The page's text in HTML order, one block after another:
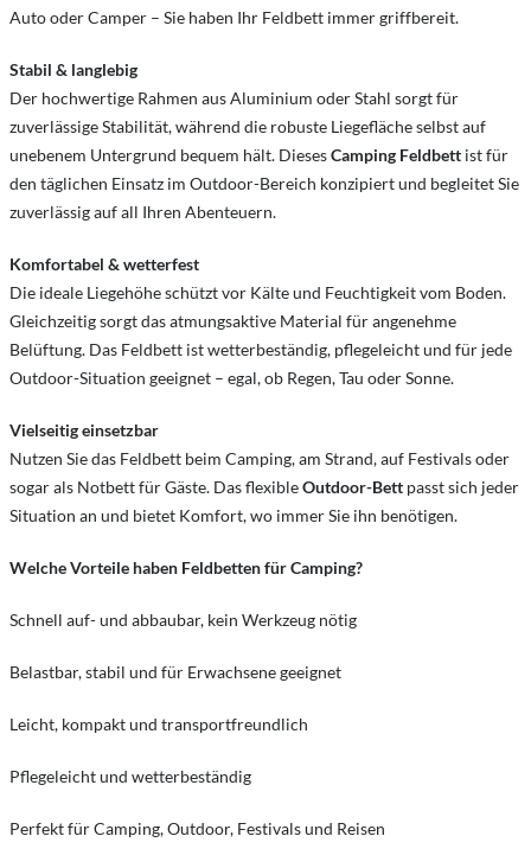
Auto oder Camper – Sie haben Ihr Feldbett immer griffbereit.
Stabil & langlebig
Der hochwertige Rahmen aus Aluminium oder Stahl sorgt für
zuverlässige Stabilität, während die robuste Liegefläche selbst auf
unebenem Untergrund bequem hält. DiesesCamping Feldbett ist für
den täglichen Einsatz im Outdoor-Bereich konzipiert und begleitet Sie
zuverlässig auf all Ihren Abenteuern.
Komfortabel & wetterfest
Die ideale Liegehöhe schützt vor Kälte und Feuchtigkeit vom Boden.
Gleichzeitig sorgt das atmungsaktive Material für angenehme
Belüftung. Das Feldbett ist wetterbeständig, pflegeleicht und für jede
Outdoor-Situation geeignet – egal, ob Regen, Tau oder Sonne.
Vielseitig einsetzbar
Nutzen Sie das Feldbett beim Camping, am Strand, auf Festivals oder
sogar als Notbett für Gäste. Das flexibleOutdoor-Bett passt sich jeder
Situation an und bietet Komfort, wo immer Sie ihn benötigen.
Welche Vorteile haben Feldbetten für Camping?
Schnell auf- und abbaubar, kein Werkzeug nötig
Belastbar, stabil und für Erwachsene geeignet
Leicht, kompakt und transportfreundlich
Pflegeleicht und wetterbeständig
Perfekt für Camping, Outdoor, Festivals und Reisen